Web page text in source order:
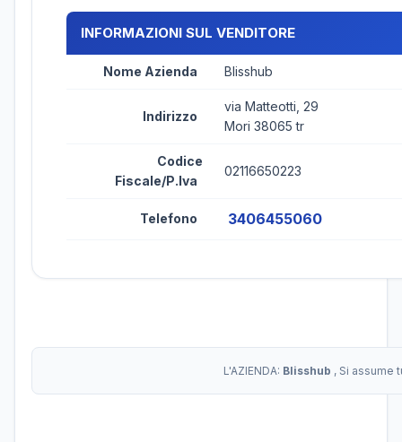
INFORMAZIONI SUL VENDITORE
Nome Azienda Blisshub
Indirizzo
via Matteotti, 29
Mori 38065 tr
Codice
Fiscale/P.Iva
02116650223
Telefono 3406455060
L'AZIENDA: Blisshub , Si assume